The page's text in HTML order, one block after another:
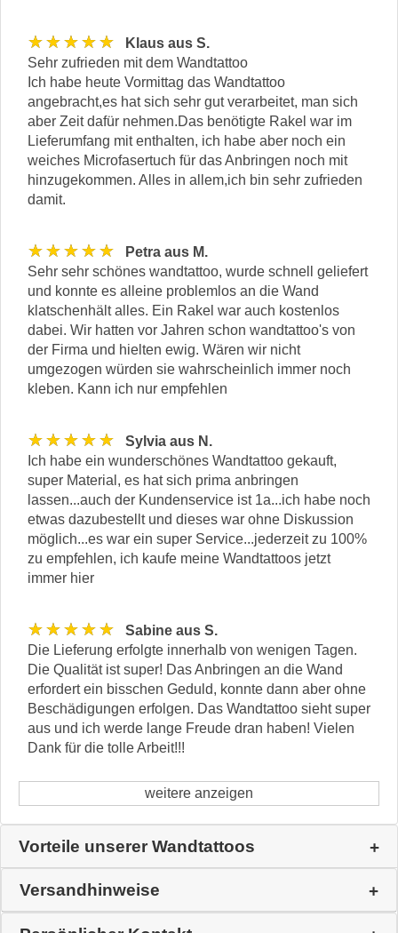
★★★★★
Klaus aus S.
Sehr zufrieden mit dem Wandtattoo
Ich habe heute Vormittag das Wandtattoo
angebracht,es hat sich sehr gut verarbeitet, man sich
aber Zeit dafür nehmen.Das benötigte Rakel war im
Lieferumfang mit enthalten, ich habe aber noch ein
weiches Microfasertuch für das Anbringen noch mit
hinzugekommen. Alles in allem,ich bin sehr zufrieden
damit.
★★★★★
Petra aus M.
Sehr sehr schönes wandtattoo, wurde schnell geliefert
und konnte es alleine problemlos an die Wand
klatschenhält alles. Ein Rakel war auch kostenlos
dabei. Wir hatten vor Jahren schon wandtattoo's von
der Firma und hielten ewig. Wären wir nicht
umgezogen würden sie wahrscheinlich immer noch
kleben. Kann ich nur empfehlen
★★★★★
Sylvia aus N.
Ich habe ein wunderschönes Wandtattoo gekauft,
super Material, es hat sich prima anbringen
lassen...auch der Kundenservice ist 1a...ich habe noch
etwas dazubestellt und dieses war ohne Diskussion
möglich...es war ein super Service...jederzeit zu 100%
zu empfehlen, ich kaufe meine Wandtattoos jetzt
immer hier
★★★★★
Sabine aus S.
Die Lieferung erfolgte innerhalb von wenigen Tagen.
Die Qualität ist super! Das Anbringen an die Wand
erfordert ein bisschen Geduld, konnte dann aber ohne
Beschädigungen erfolgen. Das Wandtattoo sieht super
aus und ich werde lange Freude dran haben! Vielen
Dank für die tolle Arbeit!!!
weitere anzeigen
Vorteile unserer Wandtattoos
Versandhinweise